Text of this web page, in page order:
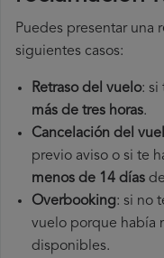
Puedes presentar una r
siguientes casos:
Retraso del vuelo: si
más de tres horas.
Cancelación del
previo aviso o si te
menos de 14 días
Overbooking: si no
vuelo porque había
disponibles.